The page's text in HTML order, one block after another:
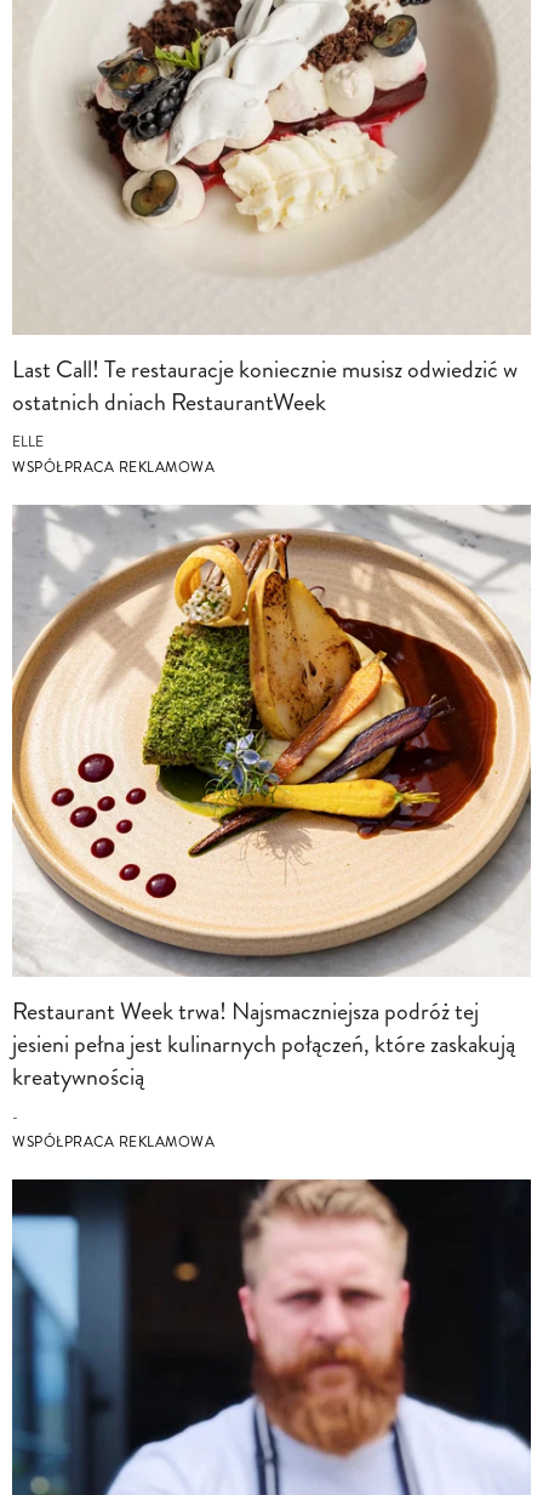
Last Call! Te restauracje koniecznie musisz odwiedzić w
ostatnich dniach RestaurantWeek
ELLE
WSPÓŁPRACA REKLAMOWA
Restaurant Week trwa! Najsmaczniejsza podróż tej
jesieni pełna jest kulinarnych połączeń, które zaskakują
kreatywnością
-
WSPÓŁPRACA REKLAMOWA